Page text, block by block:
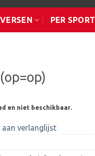
PER SPORT
en niet beschikbaar.
aan verlanglijst